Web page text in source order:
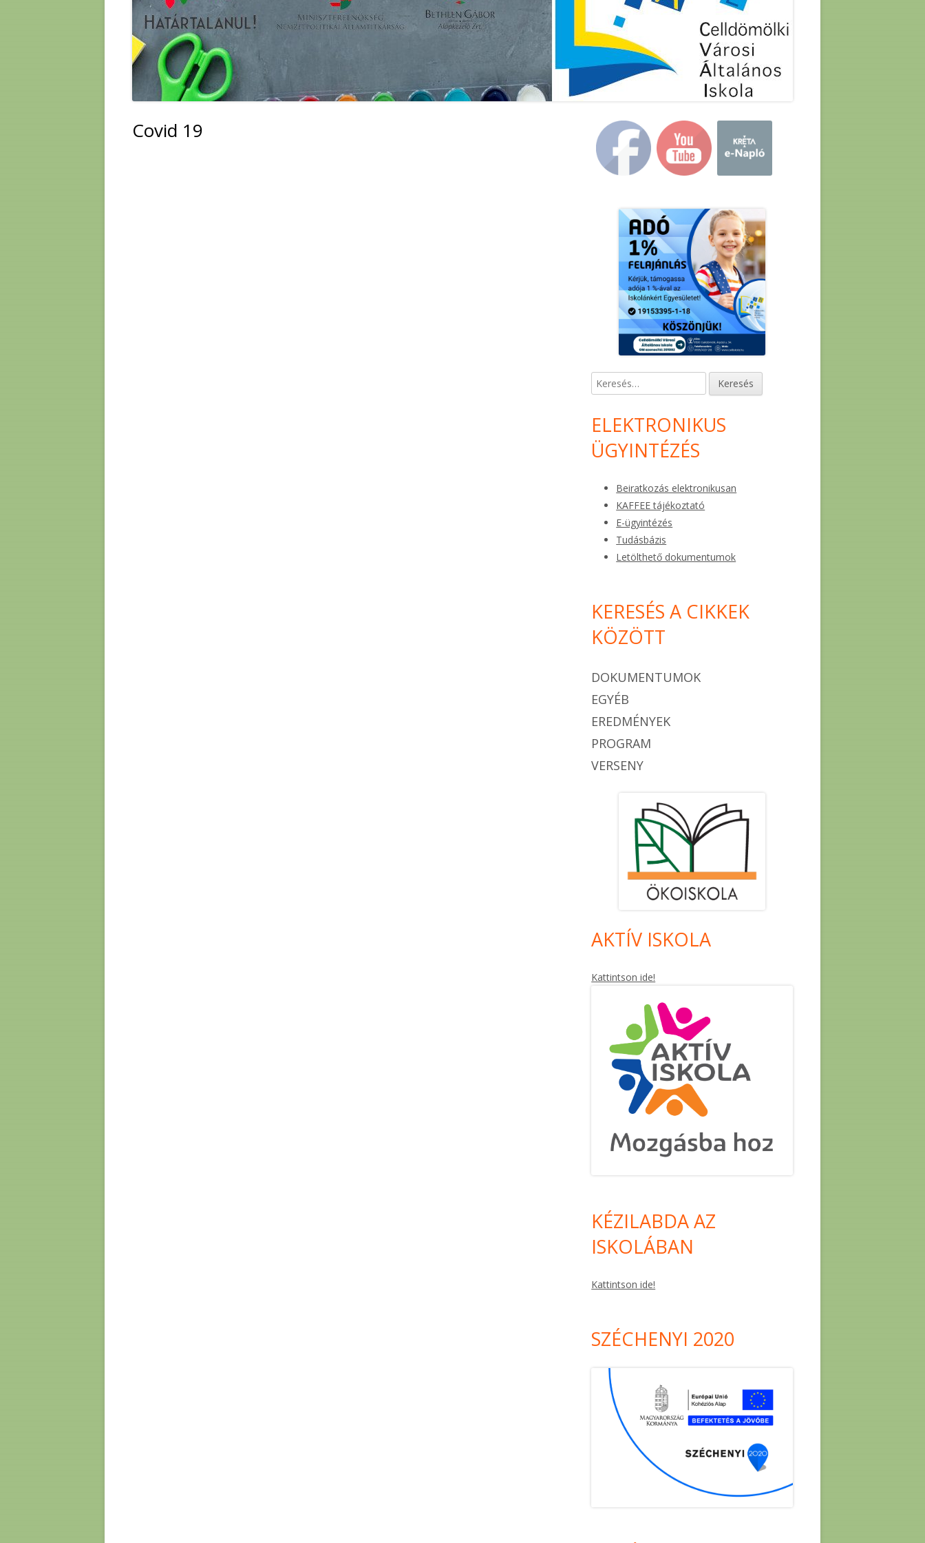
KÖZZÉTÉTEL
PEDAGÓGIAI PROGRAM
Covid 19
Main
Sidebar
Keresés:
ELEKTRONIKUS
ÜGYINTÉZÉS
Beiratkozás elektronikusan
KAFFEE tájékoztató
E-ügyintézés
Tudásbázis
Letölthető dokumentumok
KERESÉS A CIKKEK
KÖZÖTT
DOKUMENTUMOK
EGYÉB
EREDMÉNYEK
PROGRAM
VERSENY
AKTÍV ISKOLA
Kattintson ide!
KÉZILABDA AZ
ISKOLÁBAN
Kattintson ide!
SZÉCHENYI 2020